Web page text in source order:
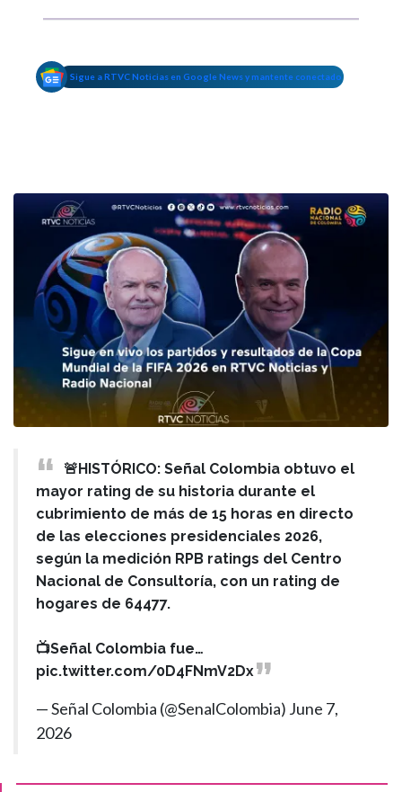
Sigue a RTVC Noticias en Google News y mantente conectado
🚨HISTÓRICO: Señal Colombia obtuvo el
mayor rating de su historia durante el
cubrimiento de más de 15 horas en directo
de las elecciones presidenciales 2026,
según la medición RPB ratings del Centro
Nacional de Consultoría, con un rating de
hogares de 64477.
📺Señal Colombia fue…
pic.twitter.com/0D4FNmV2Dx
— Señal Colombia (@SenalColombia) June 7,
2026